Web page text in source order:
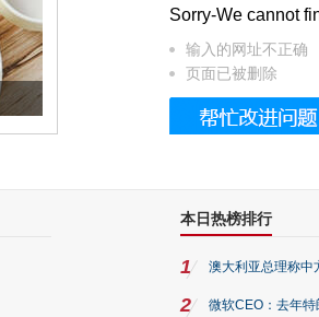
被列入佛家七宝的它到底有多美？
Sorry-We cannot
输入的网址不正确
页面已被删除
本日热榜排行
1 澳大利亚总理称中
2 微软CEO：去年